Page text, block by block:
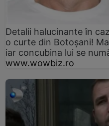
Detalii halucinante în
o curte din Botoșani!
iar concubina lui se
www.wowbiz.ro